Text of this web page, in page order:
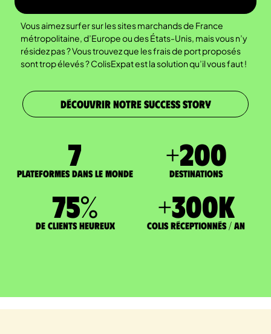
Vous aimez surfer sur les sites marchands de France
métropolitaine, d’Europe ou des États-Unis, mais vous n’y
résidez pas ? Vous trouvez que les frais de port proposés
sont trop élevés ? ColisExpat est la solution qu’il vous faut !
DÉCOUVRIR NOTRE SUCCESS STORY
7
Plateformes dans le monde
+200
DESTINATIONS
75%
de clients heureux
+300K
Colis réceptionnés / an